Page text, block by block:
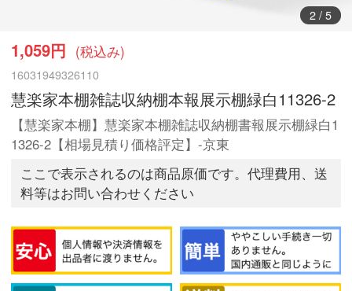
3/ 5
1,059円 (税込み)
16031949326110
慧楽家本棚雑誌収納棚本報展示棚緑白11326-2
【慧楽家本棚】慧楽家本棚雑誌収納棚書報展示棚緑白1
1326-2【相場見積り価格評定】-京東
ここで表示されるのは商品原価です。代理費用、送
料等はお問い合わせください